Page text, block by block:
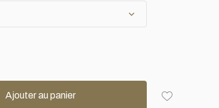
Ajouter au panier